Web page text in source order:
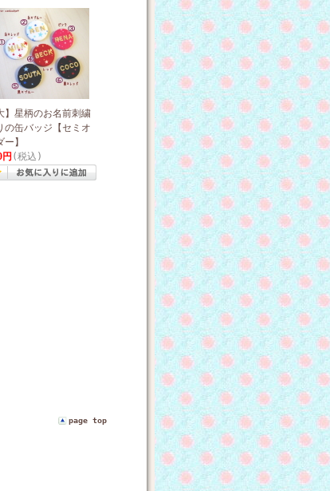
】星柄のお名前刺繍
の缶バッジ【セミオ
ー】
(税込)
page top